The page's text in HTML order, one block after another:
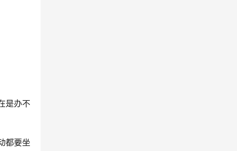
是办不
都要坐